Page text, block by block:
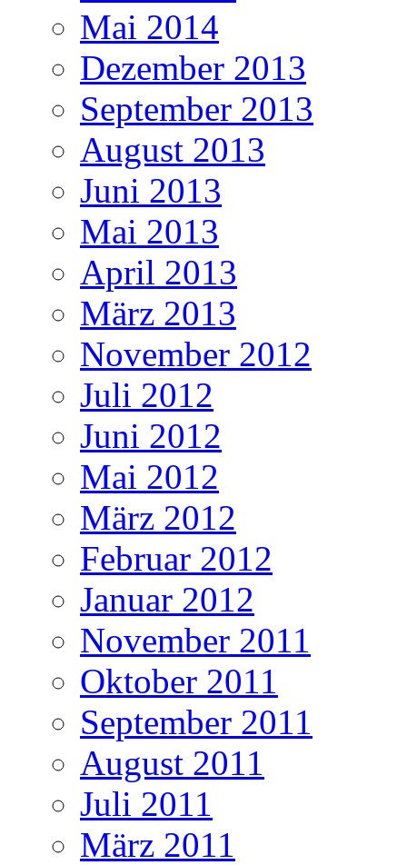
Mai 2014
Dezember 2013
September 2013
August 2013
Juni 2013
Mai 2013
April 2013
März 2013
November 2012
Juli 2012
Juni 2012
Mai 2012
März 2012
Februar 2012
Januar 2012
November 2011
Oktober 2011
September 2011
August 2011
Juli 2011
März 2011